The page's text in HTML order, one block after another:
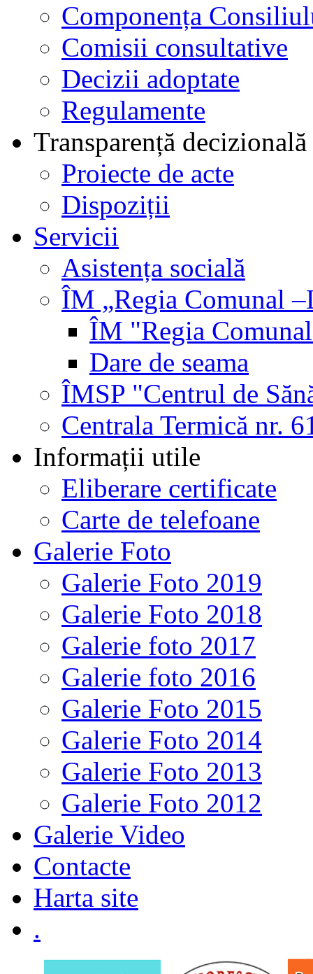
Componența
Comisii consultative
Decizii adoptate
Regulamente
Transparență decizională
Proiecte de acte
Dispoziții
Servicii
Asistența socială
ÎM „Regia Comunal
ÎM "Regia
Dare de seama
ÎMSP "Centrul de
Centrala Termică nr.
Informații utile
Eliberare certificate
Carte de telefoane
Galerie Foto
Galerie Foto 2019
Galerie Foto 2018
Galerie foto 2017
Galerie foto 2016
Galerie Foto 2015
Galerie Foto 2014
Galerie Foto 2013
Galerie Foto 2012
Galerie Video
Contacte
Harta site
.